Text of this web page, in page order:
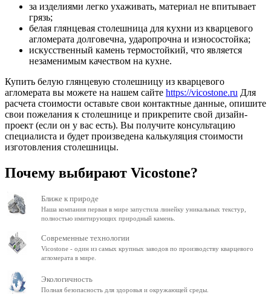
за изделиями легко ухаживать, материал не впитывает
грязь;
белая глянцевая столешница для кухни из кварцевого
агломерата долговечна, ударопрочна и износостойка;
искусственный камень термостойкий, что является
незаменимым качеством на кухне.
Купить белую глянцевую столешницу из кварцевого
агломерата вы можете на нашем сайте https://vicostone.ru Для
расчета стоимости оставьте свои контактные данные, опишите
свои пожелания к столешнице и прикрепите свой дизайн-
проект (если он у вас есть). Вы получите консультацию
специалиста и будет произведена калькуляция стоимости
изготовления столешницы.
Почему выбирают Vicostone?
Ближе к природе
Наша компания первая в мире запустила линейку уникальных текстур,
полностью имитирующих природный камень.
Современные технологии
Vicostone - один из самых крупных заводов по производству кварцевого
агломерата в мире.
Экологичность
Полная безопасность для здоровья и окружающей среды.